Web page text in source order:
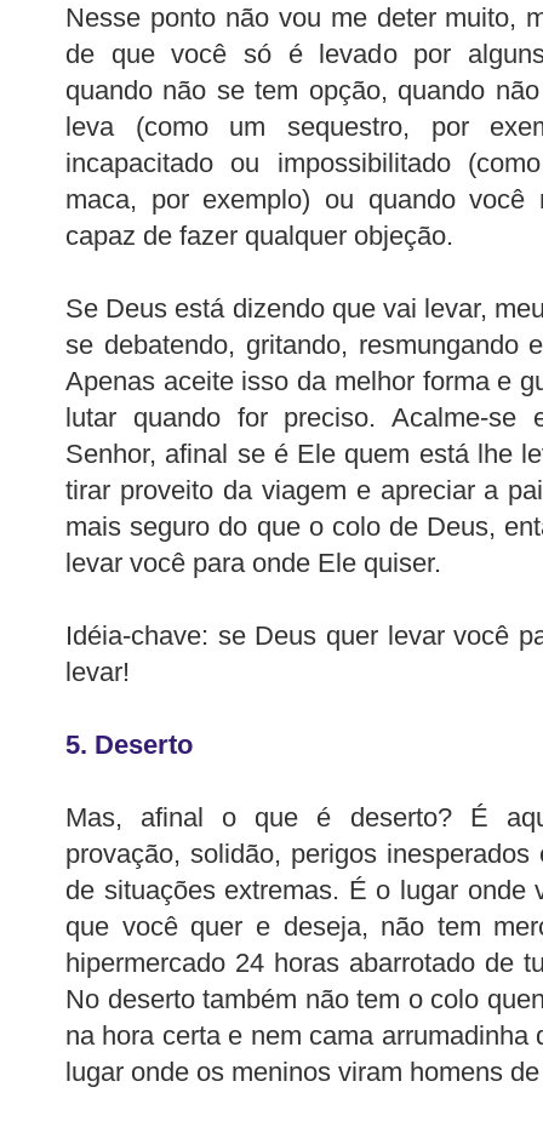
Nesse ponto não vou me deter muito,
de que você só é levado por
quando não se tem opção, quando
leva (como um sequestro, por
incapacitado ou impossibilitado
maca, por exemplo) ou quando
capaz de fazer qualquer objeção.
Se Deus está dizendo que vai levar,
se debatendo, gritando, resmungando
Apenas aceite isso da melhor forma e
lutar quando for preciso. Acalme-
Senhor, afinal se é Ele quem está lhe
tirar proveito da viagem e apreciar a
mais seguro do que o colo de Deus,
levar você para onde Ele quiser.
Idéia-chave: se Deus quer levar você
levar!
5. Deserto
Mas, afinal o que é deserto? É
provação, solidão, perigos
de situações extremas. É o lugar onde
que você quer e deseja, não tem
hipermercado 24 horas abarrotado de
No deserto também não tem o colo
na hora certa e nem cama arrumadinha
lugar onde os meninos viram homens